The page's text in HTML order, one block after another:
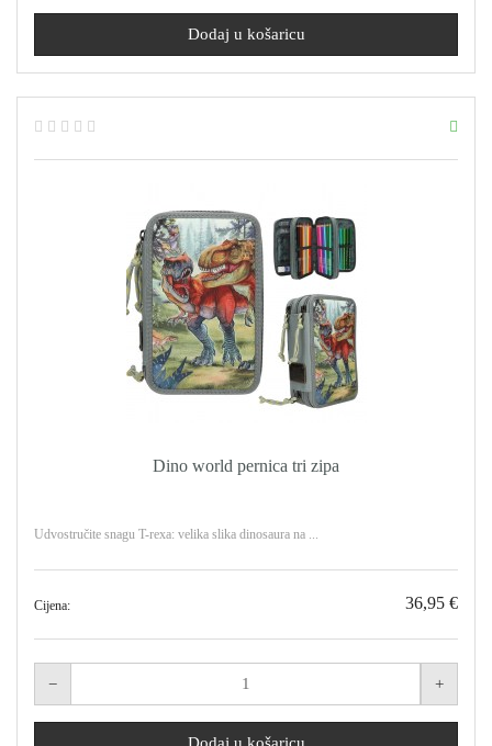
Dino world pernica tri zipa
Udvostručite snagu T-rexa: velika slika dinosaura na ...
Cijena: 36,95 €